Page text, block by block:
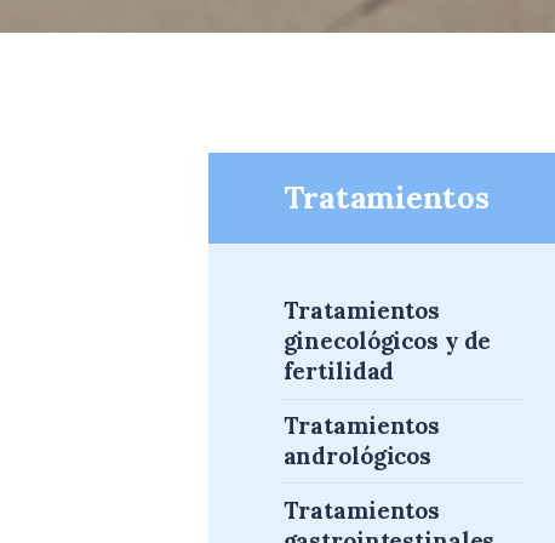
Tratamientos
Tratamientos
ginecológicos y de
fertilidad
Tratamientos
andrológicos
Tratamientos